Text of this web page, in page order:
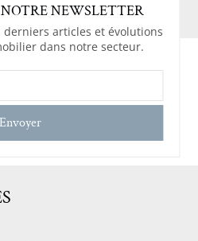
NEWSLETTER
derniers articles et évolutions
dans notre secteur.